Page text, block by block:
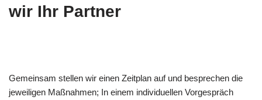
wir Ihr Partner
Gemeinsam stellen wir einen Zeitplan auf und besprechen die
jeweiligen Maßnahmen; In einem individuellen Vorgespräch